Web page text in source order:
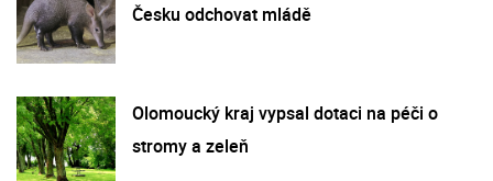
Česku odchovat mládě
Olomoucký kraj vypsal dotaci na péči o
stromy a zeleň